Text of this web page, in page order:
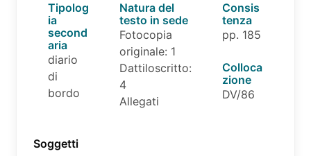
Tipolog
ia
second
aria
diario
di
bordo
Natura del
testo in sede
Fotocopia
originale: 1
Dattiloscritto:
4
Allegati
Consis
tenza
pp. 185
Colloca
zione
DV/86
Soggetti